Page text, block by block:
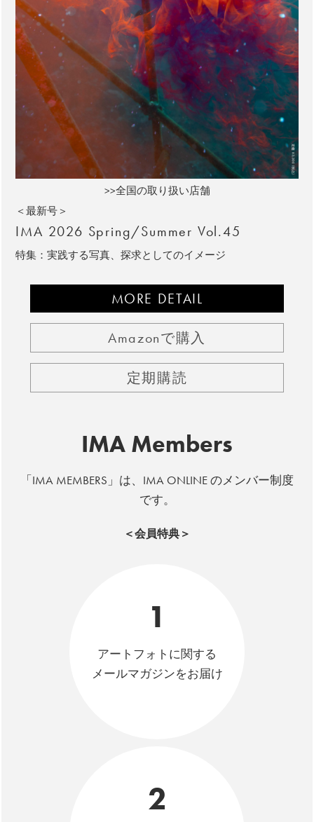
>>全国の取り扱い店舗
＜最新号＞
IMA 2026 Spring/Summer Vol.45
特集：実践する写真、探求としてのイメージ
MORE DETAIL
Amazonで購入
定期購読
IMA Members
「IMA MEMBERS」は、IMA ONLINE のメンバー制度
です。
＜会員特典＞
1
アートフォトに関する
メールマガジンをお届け
2